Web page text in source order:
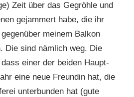
Zeit über das Gegröhle und
gejammert habe, die ihr
meinem Balkon
Die sind nämlich weg. Die
einer der beiden Haupt-
eine neue Freundin hat, die
unterbunden hat (gute